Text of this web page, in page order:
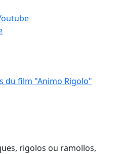
du film "Animo Rigolo"
rigolos ou ramollos,